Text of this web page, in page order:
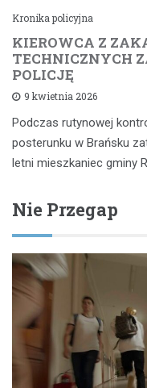
Kronika policyjna
KIEROWCA Z
TECHNICZNYCH
POLICJĘ
9 kwietnia 2026
Podczas rutynowej
posterunku w Brańsku
letni mieszkaniec gminy
Nie Przegap